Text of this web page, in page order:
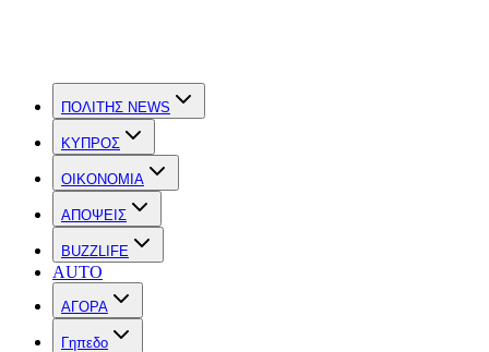
ΠΟΛΙΤΗΣ NEWS
ΚΥΠΡΟΣ
OIKONOMIA
ΑΠΟΨΕΙΣ
BUZZLIFE
AUTO
ΑΓΟΡΑ
Γηπεδο